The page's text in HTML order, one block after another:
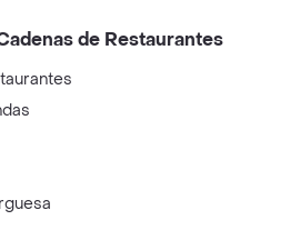
de Restaurantes